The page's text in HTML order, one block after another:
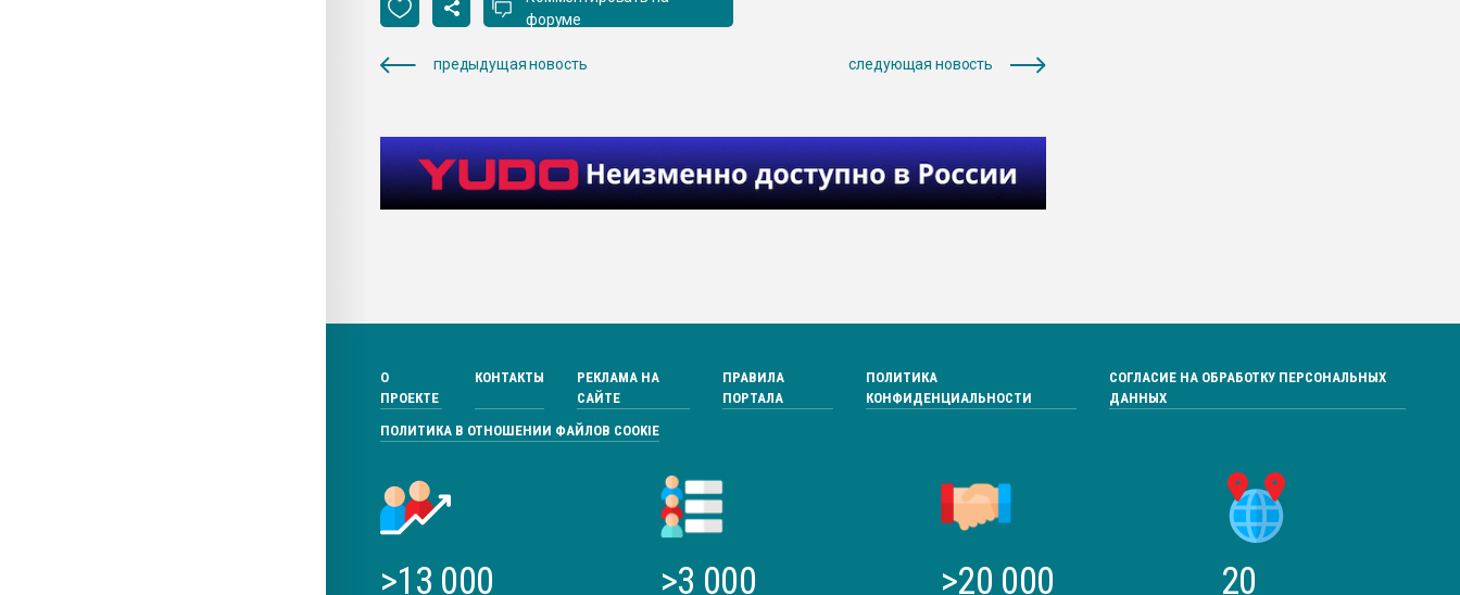
форуме
предыдущая новость следующая новость
О
ПРОЕКТЕ
КОНТАКТЫ
РЕКЛАМА НА
САЙТЕ
ПРАВИЛА
ПОРТАЛА
ПОЛИТИКА
КОНФИДЕНЦИАЛЬНОСТИ
СОГЛАСИЕ НА ОБРАБОТКУ ПЕРСОНАЛЬНЫХ
ДАННЫХ
ПОЛИТИКА В ОТНОШЕНИИ ФАЙЛОВ COOKIE
>13 000 >3 000 >20 000 20